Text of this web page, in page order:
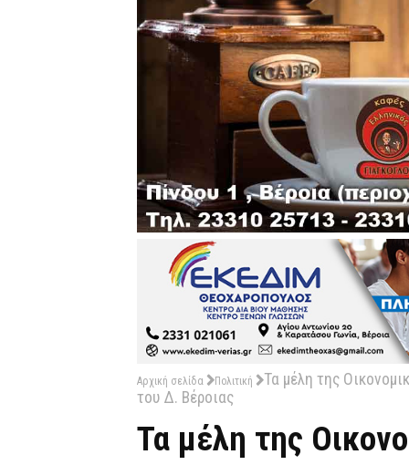
Αρχική σελίδα Πολιτική
Τα μέλη της
του Δ. Βέροιας
Τα μέλη της